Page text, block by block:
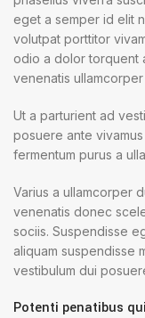
eget a semper id elit
volutpat porttitor
odio a dolor torquent
venenatis
Ut a parturient ad
posuere ante
fermentum purus a
Varius a ullamcorper
venenatis donec
sociis. Suspendisse
aliquam suspendisse
vestibulum dui
Potenti penatibus